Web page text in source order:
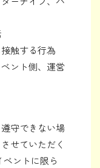
触する行為
ント側、運営
守できない場
せていただく
ントに限ら